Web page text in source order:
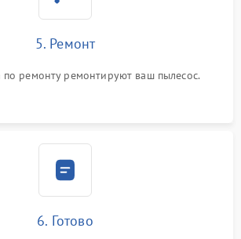
5. Ремонт
ремонту ремонтируют ваш пылесос.
6. Готово